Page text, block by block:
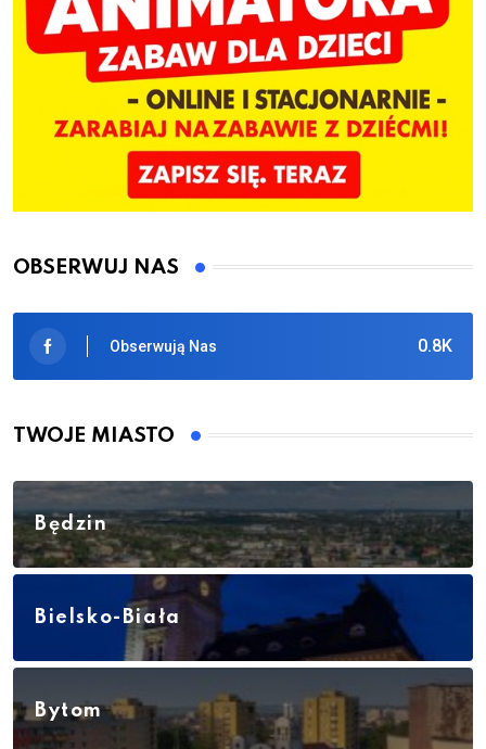
OBSERWUJ NAS
0.8K
Obserwują Nas
TWOJE MIASTO
Będzin
Bielsko-Biała
Bytom